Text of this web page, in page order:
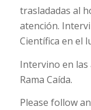
trasladadas al
atención.
Científica en el
Intervino en las
Rama Caída.
Please follow